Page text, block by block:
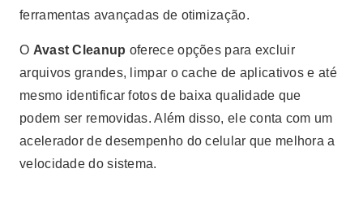
ferramentas avançadas de otimização.
O Avast Cleanup oferece opções para excluir
arquivos grandes, limpar o cache de aplicativos e até
mesmo identificar fotos de baixa qualidade que
podem ser removidas. Além disso, ele conta com um
acelerador de desempenho do celular que melhora a
velocidade do sistema.